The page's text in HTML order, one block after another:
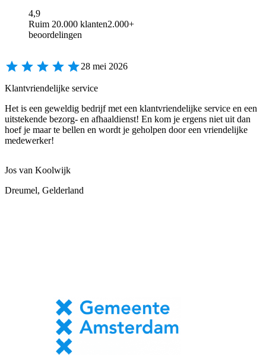
4,9
Ruim 20.000 klanten2.000+
beoordelingen
28 mei 2026
Klantvriendelijke service
Het is een geweldig bedrijf met een klantvriendelijke service en een
uitstekende bezorg- en afhaaldienst! En kom je ergens niet uit dan
hoef je maar te bellen en wordt je geholpen door een vriendelijke
medewerker!
Jos van Koolwijk
Dreumel, Gelderland